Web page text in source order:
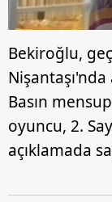
Bekiroğlu,
Basın
oyuncu, 2.
açıklamada